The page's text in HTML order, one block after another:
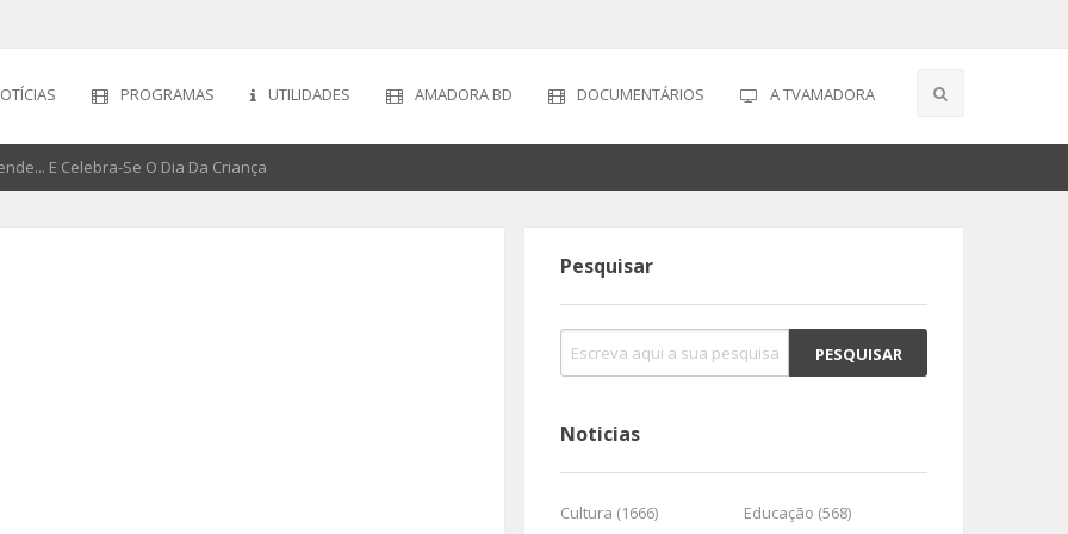
PROGRAMAS UTILIDADES AMADORA BD DOCUMENTÁRIOS A TVAMADORA
E Celebra-Se O Dia Da Criança
Pesquisar
Noticias
Cultura (1666)
Educação (568)